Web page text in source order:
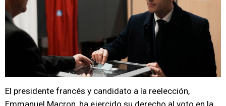
El presidente francés y candidato a la reelección,
Emmanuel Macron, ha ejercido su derecho al voto en la